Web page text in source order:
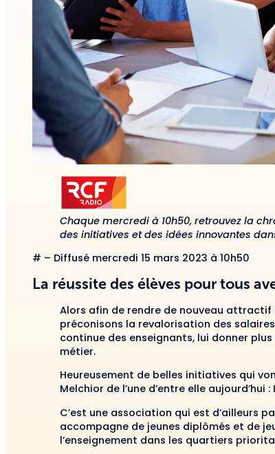
Chaque mercredi à 10h50, retrouvez la
des initiatives et des idées innovantes
# – Diffusé mercredi 15 mars 2023 à 10h50
La réussite des élèves pour tous
Alors afin de rendre de nouveau attractif
préconisons la revalorisation des
continue des enseignants, lui donner
métier.
Heureusement de belles initiatives qui
Melchior de l’une d’entre elle aujourd’hui :
C’est une association qui est d’ailleurs
accompagne de jeunes diplômés et de
l’enseignement dans les quartiers